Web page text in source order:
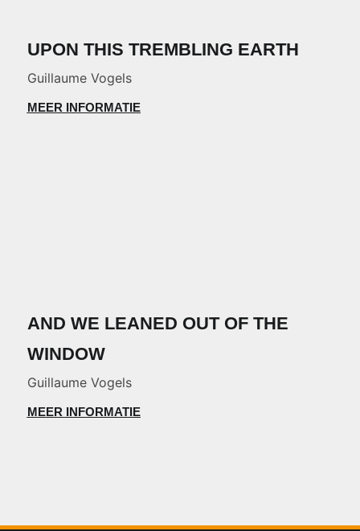
UPON THIS TREMBLING EARTH
Guillaume Vogels
MEER INFORMATIE
AND WE LEANED OUT OF THE
WINDOW
Guillaume Vogels
MEER INFORMATIE